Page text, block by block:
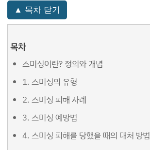
▲ 목차 닫기
목차
스미싱이란? 정의와 개념
1. 스미싱의 유형
2. 스미싱 피해 사례
3. 스미싱 예방법
4. 스미싱 피해를 당했을 때의 대처 방법